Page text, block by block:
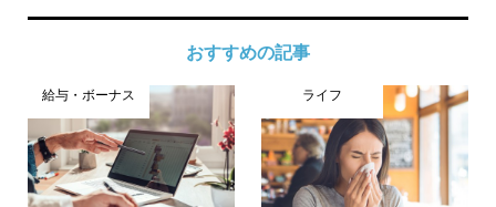
おすすめの記事
給与・ボーナス ライフ